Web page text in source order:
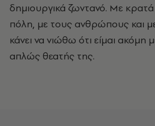
δημιουργικά ζωντανό. Με
πόλη, με τους ανθρώπους και
κάνει να νιώθω ότι είμαι ακόμη
απλώς θεατής της.